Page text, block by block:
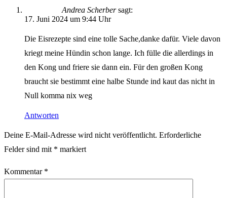
Andrea Scherber sagt:
17. Juni 2024 um 9:44 Uhr
Die Eisrezepte sind eine tolle Sache,danke dafür. Viele davon
kriegt meine Hündin schon lange. Ich fülle die allerdings in
den Kong und friere sie dann ein. Für den großen Kong
braucht sie bestimmt eine halbe Stunde ind kaut das nicht in
Null komma nix weg
Antworten
Deine E-Mail-Adresse wird nicht veröffentlicht. Erforderliche
Felder sind mit * markiert
Kommentar *